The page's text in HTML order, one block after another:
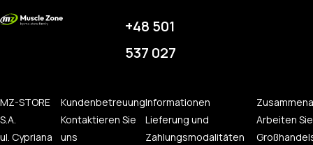
+48 501
537 027
MZ-STORE
S.A.
ul. Cypriana
Kundenbetreuung
Kontaktieren Sie
uns
Informationen
Lieferung und
Zahlungsmodalitäten
Arbeiten